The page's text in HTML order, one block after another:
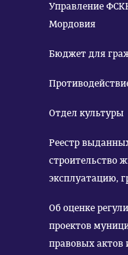
Управление
Мордовия
Бюджет для
Отдел культуры
Реестр
строительство
эксплуатацию,
Об оценке
проектов
правовых актов